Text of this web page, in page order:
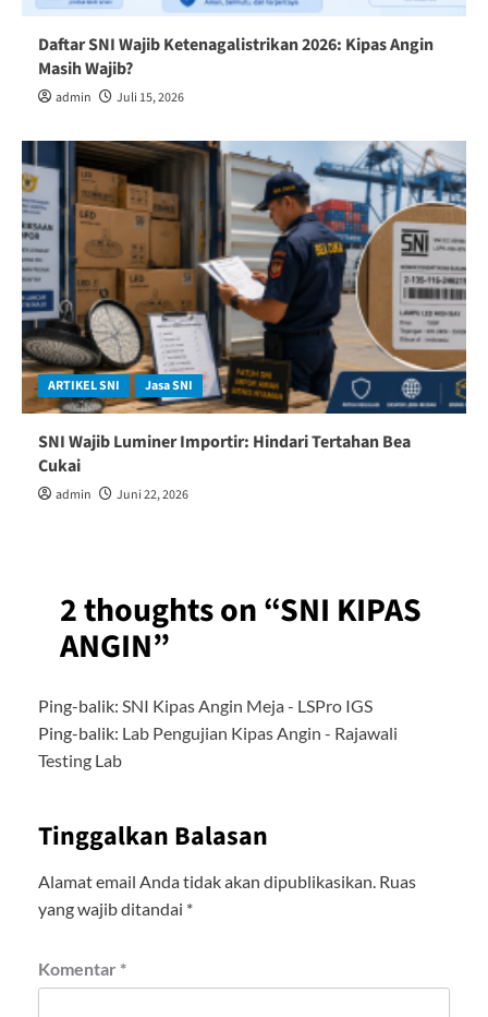
Daftar SNI Wajib Ketenagalistrikan 2026: Kipas Angin
Masih Wajib?
admin Juli 15, 2026
ARTIKEL SNI Jasa SNI
SNI Wajib Luminer Importir: Hindari Tertahan Bea
Cukai
admin Juni 22, 2026
2 thoughts on “SNI KIPAS
ANGIN”
Ping-balik: SNI Kipas Angin Meja - LSPro IGS
Ping-balik: Lab Pengujian Kipas Angin - Rajawali
Testing Lab
Tinggalkan Balasan
Alamat email Anda tidak akan dipublikasikan. Ruas
yang wajib ditandai *
Komentar *